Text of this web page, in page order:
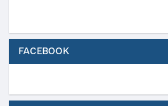
FACEBOOK